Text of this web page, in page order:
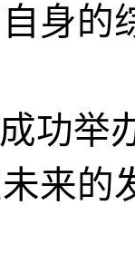
身的
功举
来的